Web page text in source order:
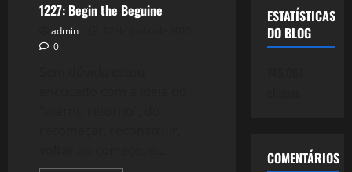
1227: Begin the Beguine
admin
0
ESTATÍSTICAS
DO BLOG
COMENTÁRIOS